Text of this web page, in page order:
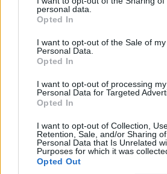
personal data.
Opted In
I want to opt-out of the Sale of my
Personal Data.
Opted In
I want to opt-out of processing my
Personal Data for Targeted
Opted In
I want to opt-out of Collection,
Retention, Sale, and/or Sharing
Personal Data that Is Unrelated
Purposes for which it was
Opted Out
Pluto13
2026. 07. 15. 22:09
Előzmény:
Egy vizsgálatot megérne az itteni
meg eltűnsz hónapokra.Figyelhetnél
részletekre.
0
Előzmény:#7191DocJericho76
nem köpköd , csak a hideg tényeket irja
ha a multat nézi , A jövöt illetoen betlit lát